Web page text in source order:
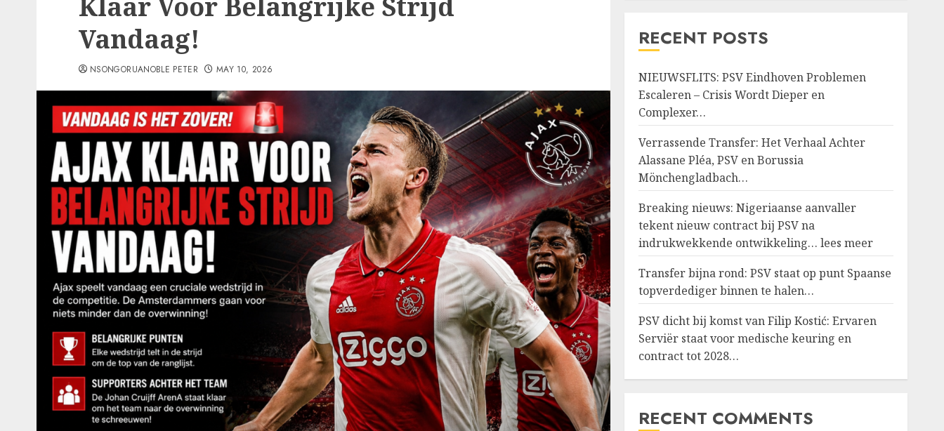
Vandaag!
NSONGORUANOBLE PETER MAY 10, 2026
RECENT POSTS
NIEUWSFLITS: PSV Eindhoven Problemen
Escaleren – Crisis Wordt Dieper en
Complexer…
Verrassende Transfer: Het Verhaal Achter
Alassane Pléa, PSV en Borussia
Mönchengladbach…
Breaking nieuws: Nigeriaanse aanvaller
tekent nieuw contract bij PSV na
indrukwekkende ontwikkeling… lees meer
Transfer bijna rond: PSV staat op punt Spaanse
topverdediger binnen te halen…
PSV dicht bij komst van Filip Kostić: Ervaren
Serviër staat voor medische keuring en
contract tot 2028…
RECENT COMMENTS